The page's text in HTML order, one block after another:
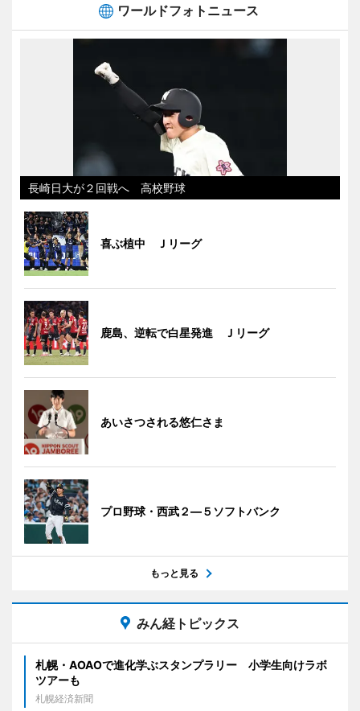
ワールドフォトニュース
長崎日大が２回戦へ 高校野球
喜ぶ植中 Ｊリーグ
鹿島、逆転で白星発進 Ｊリーグ
あいさつされる悠仁さま
プロ野球・西武２―５ソフトバンク
もっと見る
みん経トピックス
札幌・AOAOで進化学ぶスタンプラリー 小学生向けラボ
ツアーも
札幌経済新聞